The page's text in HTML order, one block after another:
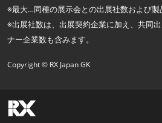
※最大…同種の展示会との出展社数および製
※出展社数は、出展契約企業に加え、共同
ナー企業数も含みます。
Copyright © RX Japan GK